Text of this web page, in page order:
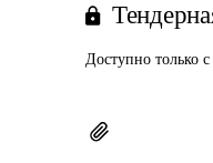
Доступно только